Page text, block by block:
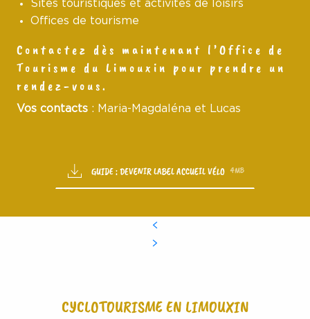
Sites touristiques et activités de loisirs
Offices de tourisme
Contactez dès maintenant l’Office de
Tourisme du Limouxin pour prendre un
rendez-vous.
Vos contacts : Maria-Magdaléna et Lucas
GUIDE : DEVENIR LABEL ACCUEIL VÉLO 4MB
CYCLOTOURISME EN LIMOUXIN